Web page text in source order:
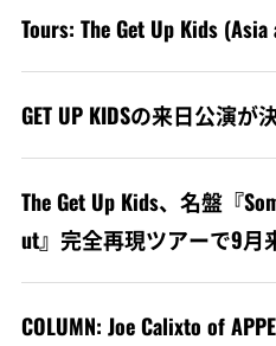
Tours: The Get Up Kids
GET UP KIDSの来日公演が
The Get Up Kids、名盤『
ut』完全再現ツアーで9月
COLUMN: Joe Calixto of